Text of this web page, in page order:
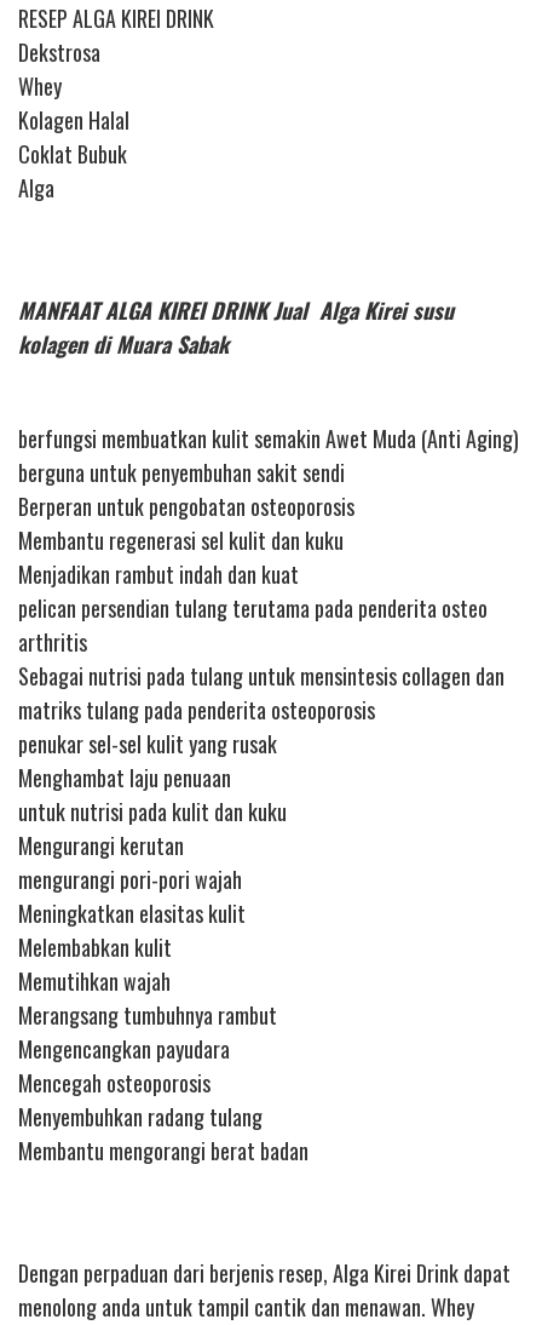
RESEP ALGA KIREI DRINK
Dekstrosa
Whey
Kolagen Halal
Coklat Bubuk
Alga
MANFAAT ALGA KIREI DRINK Jual Alga Kirei susu
kolagen di Muara Sabak
berfungsi membuatkan kulit semakin Awet Muda (Anti Aging)
berguna untuk penyembuhan sakit sendi
Berperan untuk pengobatan osteoporosis
Membantu regenerasi sel kulit dan kuku
Menjadikan rambut indah dan kuat
pelican persendian tulang terutama pada penderita osteo
arthritis
Sebagai nutrisi pada tulang untuk mensintesis collagen dan
matriks tulang pada penderita osteoporosis
penukar sel-sel kulit yang rusak
Menghambat laju penuaan
untuk nutrisi pada kulit dan kuku
Mengurangi kerutan
mengurangi pori-pori wajah
Meningkatkan elasitas kulit
Melembabkan kulit
Memutihkan wajah
Merangsang tumbuhnya rambut
Mengencangkan payudara
Mencegah osteoporosis
Menyembuhkan radang tulang
Membantu mengorangi berat badan
Dengan perpaduan dari berjenis resep, Alga Kirei Drink dapat
menolong anda untuk tampil cantik dan menawan. Whey